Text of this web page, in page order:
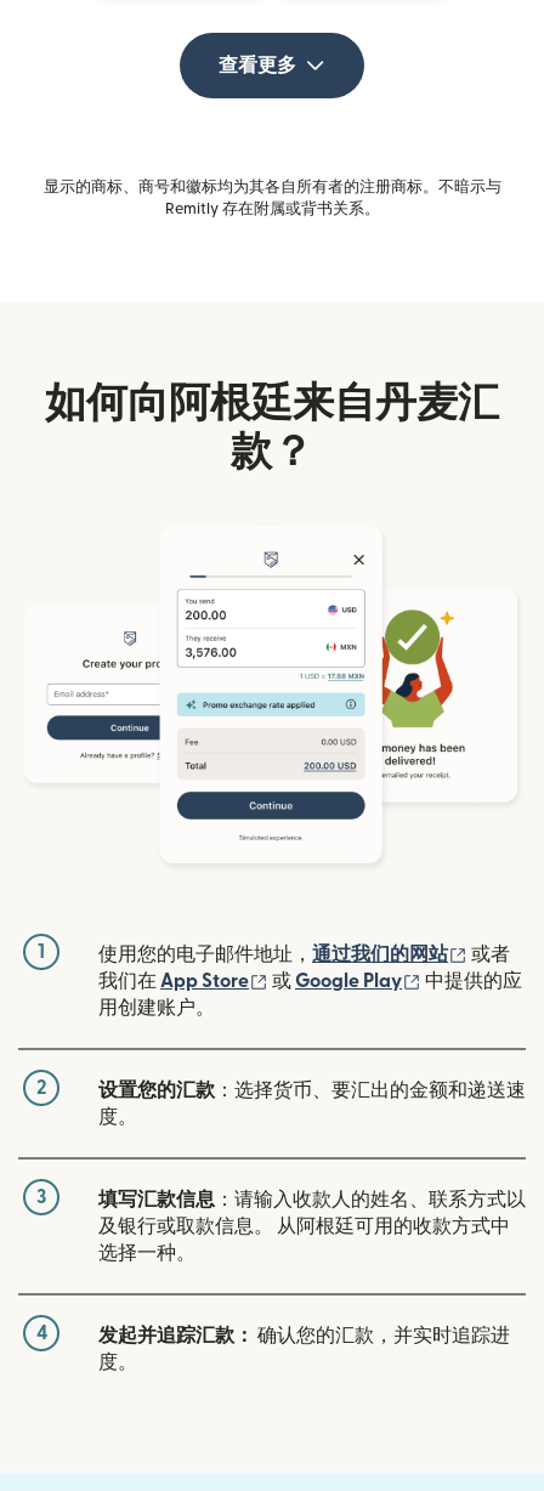
查看更多
显示的商标、商号和徽标均为其各自所有者的注册商标。不暗示与
Remitly 存在附属或背书关系。
如何向阿根廷来自丹麦汇
款？
1 使用您的电子邮件地址， 通过我们的网站 （在新
或者
我们在 App Store （在新窗口中打开）
或Google Play （在新窗口中
中提供的应
用创建账户。
2 设置您的汇款 ：选择货币、要汇出的金额和递送速
度。
3 填写汇款信息 ：请输入收款人的姓名、联系方式以
及银行或取款信息。 从阿根廷可用的收款方式中
选择一种。
4 发起并追踪汇款： 确认您的汇款，并实时追踪进
度。